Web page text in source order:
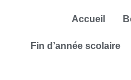
Accueil
Fin d’année scolaire